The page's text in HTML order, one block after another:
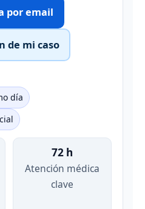
por email
de mi caso
día
72 h
Atención médica
clave